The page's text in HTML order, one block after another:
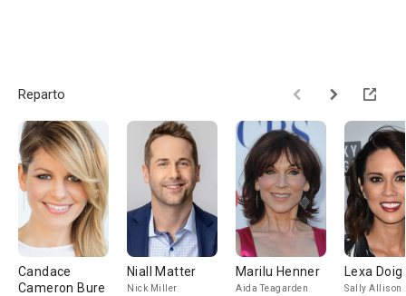
Reparto
Candace
Cameron Bure
Niall Matter
Nick Miller
Marilu Henner
Aida Teagarden
Lexa Doig
Sally Allison